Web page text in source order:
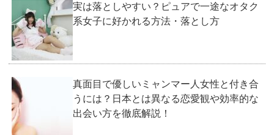
実は落としやすい？ピュアで一途なオタク
系女子に好かれる方法・落とし方
真面目で優しいミャンマー人女性と付き合
うには？日本とは異なる恋愛観や効率的な
出会い方を徹底解説！